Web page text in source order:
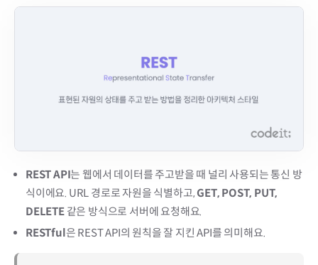
REST API는 웹에서 데이터를 주고받을 때 널리 사용되는 통신 방
식이에요. URL 경로로 자원을 식별하고,GET, POST, PUT,
DELETE같은 방식으로 서버에 요청해요.
RESTful은 REST API의 원칙을 잘 지킨 API를 의미해요.